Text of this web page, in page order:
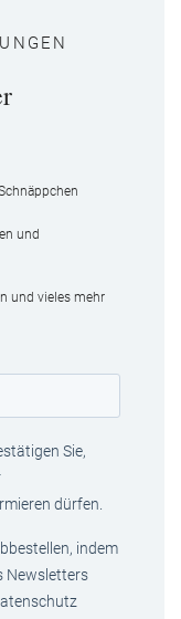
und
und vieles mehr
Sie,
dürfen.
indem
Newsletters